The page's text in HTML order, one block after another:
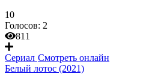
10
Голосов: 2
811
Сериал Смотреть онлайн
Белый лотос (2021)